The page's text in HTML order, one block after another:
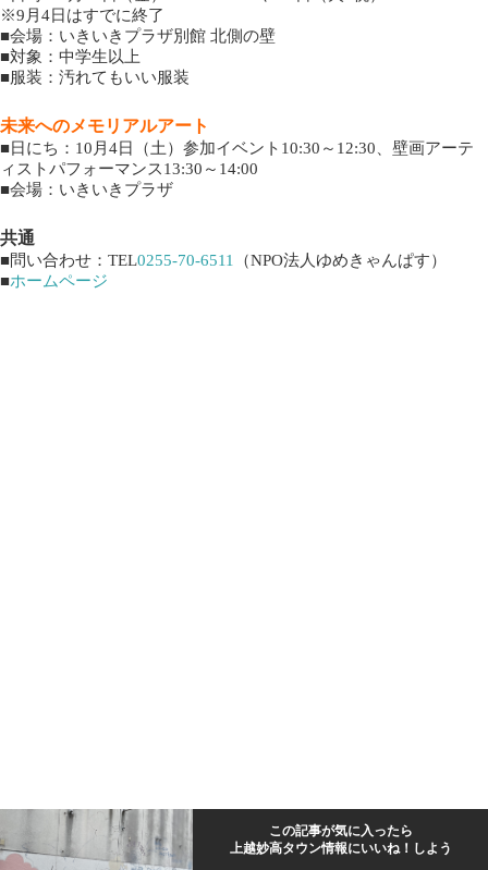
※9月4日はすでに終了
■会場：いきいきプラザ別館 北側の壁
■対象：中学生以上
■服装：汚れてもいい服装
未来へのメモリアルアート
■日にち：10月4日（土）参加イベント10:30～12:30、壁画アーテ
ィストパフォーマンス13:30～14:00
■会場：いきいきプラザ
共通
■問い合わせ：TEL0255-70-6511
（NPO法人ゆめきゃんぱす）
■ホームページ
この記事が気に入ったら
上越妙高タウン情報にいいね！しよう